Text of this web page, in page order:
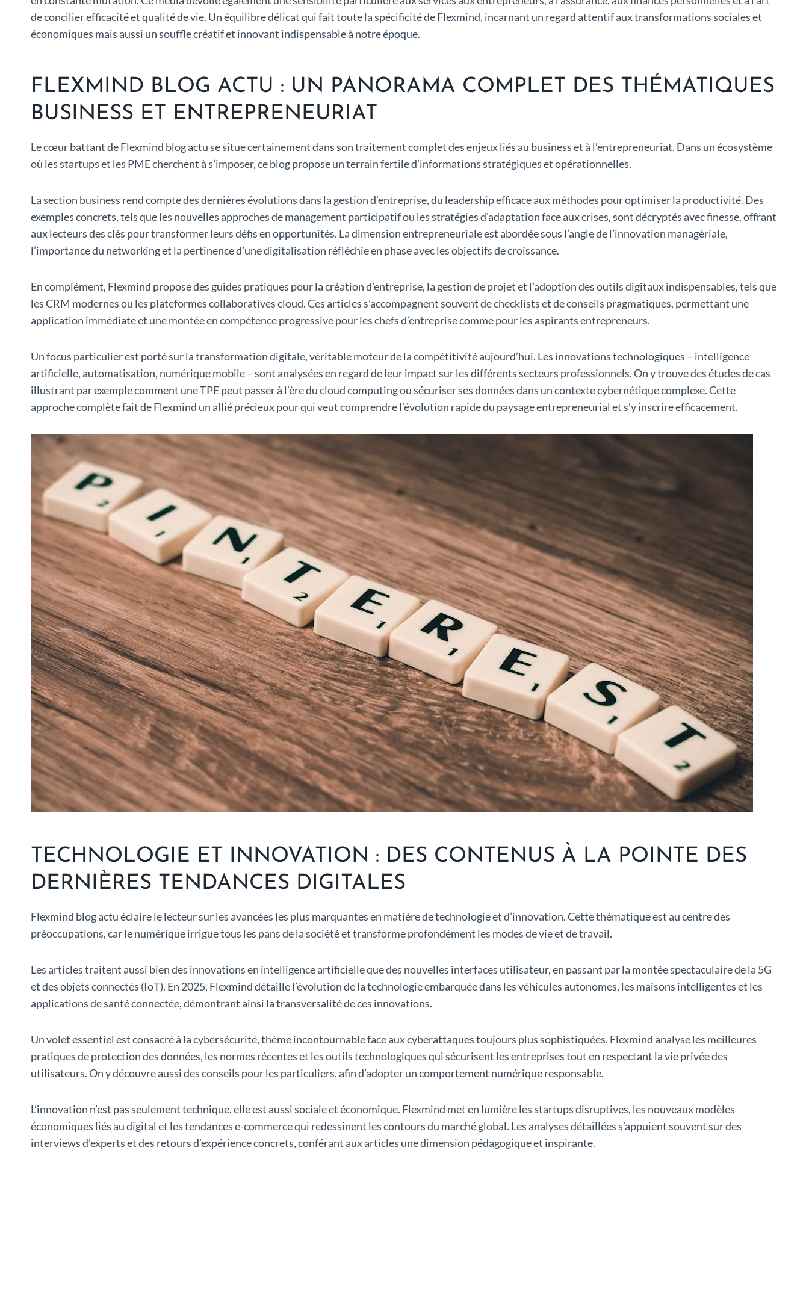
de concilier efficacité et qualité de vie. Un équilibre délicat qui fait toute la spécificité de Flexmind, incarnant un regard attentif aux transformations sociales et
économiques mais aussi un souffle créatif et innovant indispensable à notre époque.
FLEXMIND BLOG ACTU : UN PANORAMA COMPLET DES THÉMATIQUES
BUSINESS ET ENTREPRENEURIAT
Le cœur battant de Flexmind blog actu se situe certainement dans son traitement complet des enjeux liés au business et à l’entrepreneuriat. Dans un écosystème
où les startups et les PME cherchent à s’imposer, ce blog propose un terrain fertile d’informations stratégiques et opérationnelles.
La section business rend compte des dernières évolutions dans la gestion d’entreprise, du leadership efficace aux méthodes pour optimiser la productivité. Des
exemples concrets, tels que les nouvelles approches de management participatif ou les stratégies d’adaptation face aux crises, sont décryptés avec finesse, offrant
aux lecteurs des clés pour transformer leurs défis en opportunités. La dimension entrepreneuriale est abordée sous l’angle de l’innovation managériale,
l’importance du networking et la pertinence d’une digitalisation réfléchie en phase avec les objectifs de croissance.
En complément, Flexmind propose des guides pratiques pour la création d’entreprise, la gestion de projet et l’adoption des outils digitaux indispensables, tels que
les CRM modernes ou les plateformes collaboratives cloud. Ces articles s’accompagnent souvent de checklists et de conseils pragmatiques, permettant une
application immédiate et une montée en compétence progressive pour les chefs d’entreprise comme pour les aspirants entrepreneurs.
Un focus particulier est porté sur la transformation digitale, véritable moteur de la compétitivité aujourd’hui. Les innovations technologiques – intelligence
artificielle, automatisation, numérique mobile – sont analysées en regard de leur impact sur les différents secteurs professionnels. On y trouve des études de cas
illustrant par exemple comment une TPE peut passer à l’ère du cloud computing ou sécuriser ses données dans un contexte cybernétique complexe. Cette
approche complète fait de Flexmind un allié précieux pour qui veut comprendre l’évolution rapide du paysage entrepreneurial et s’y inscrire efficacement.
TECHNOLOGIE ET INNOVATION : DES CONTENUS À LA POINTE DES
DERNIÈRES TENDANCES DIGITALES
Flexmind blog actu éclaire le lecteur sur les avancées les plus marquantes en matière de technologie et d’innovation. Cette thématique est au centre des
préoccupations, car le numérique irrigue tous les pans de la société et transforme profondément les modes de vie et de travail.
Les articles traitent aussi bien des innovations en intelligence artificielle que des nouvelles interfaces utilisateur, en passant par la montée spectaculaire de la 5G
et des objets connectés (IoT). En 2025, Flexmind détaille l’évolution de la technologie embarquée dans les véhicules autonomes, les maisons intelligentes et les
applications de santé connectée, démontrant ainsi la transversalité de ces innovations.
Un volet essentiel est consacré à la cybersécurité, thème incontournable face aux cyberattaques toujours plus sophistiquées. Flexmind analyse les meilleures
pratiques de protection des données, les normes récentes et les outils technologiques qui sécurisent les entreprises tout en respectant la vie privée des
utilisateurs. On y découvre aussi des conseils pour les particuliers, afin d’adopter un comportement numérique responsable.
L’innovation n’est pas seulement technique, elle est aussi sociale et économique. Flexmind met en lumière les startups disruptives, les nouveaux modèles
économiques liés au digital et les tendances e-commerce qui redessinent les contours du marché global. Les analyses détaillées s’appuient souvent sur des
interviews d’experts et des retours d’expérience concrets, conférant aux articles une dimension pédagogique et inspirante.